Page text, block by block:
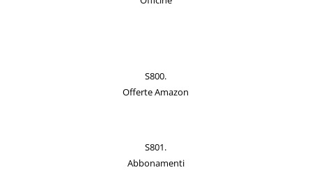
S800.
Offerte Amazon
S801.
Abbonamenti